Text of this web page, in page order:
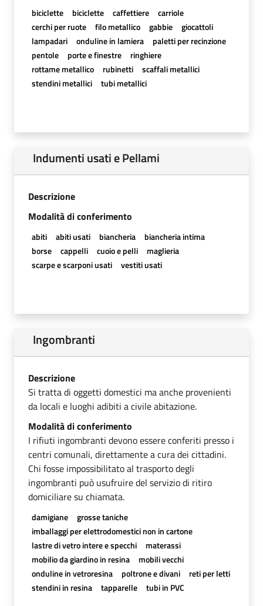
biciclette biciclette caffettiere
carriole
cerchi per ruote
filo metallico gabbie
giocattoli
lampadari
onduline in lamiera
paletti per recinzione
pentole
porte e finestre
ringhiere
rottame metallico
rubinetti
scaffali metallici
stendini metallici
tubi metallici
Indumenti usati e Pellami
Descrizione
Modalità di conferimento
abiti abiti usati biancheria
biancheria intima
borse
cappelli cuoio e pelli
maglieria
scarpe e scarponi usati
vestiti usati
Ingombranti
Descrizione
Si tratta di oggetti domestici ma anche provenienti
da locali e luoghi adibiti a civile abitazione.
Modalità di conferimento
I rifiuti ingombranti devono essere conferiti presso i
centri comunali, direttamente a cura dei cittadini.
Chi fosse impossibilitato al trasporto degli
ingombranti può usufruire del servizio di ritiro
domiciliare su chiamata.
damigiane
grosse taniche
imballaggi per elettrodomestici non in cartone
lastre di vetro intere e specchi
materassi
mobilio da giardino in resina
mobili vecchi
onduline in vetroresina
poltrone e divani
reti per letti
stendini in resina
tapparelle tubi in PVC